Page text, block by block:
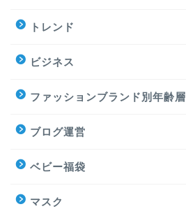
トレンド
ビジネス
ファッションブランド別年齢層
ブログ運営
ベビー福袋
マスク